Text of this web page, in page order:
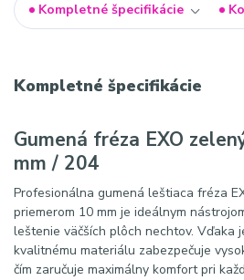
Kompletné špecifikácie
Kompletné špecifikácie
Gumená fréza EXO
mm / 204
Profesionálna gumená leštiaca fréza
priemerom 10 mm je ideálnym
leštenie väčších plôch nechtov. Vďaka
kvalitnému materiálu zabezpečuje
čím zaručuje maximálny komfort pri